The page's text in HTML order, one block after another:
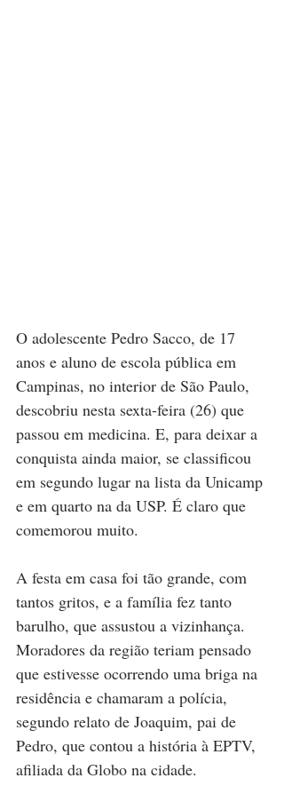
O adolescente Pedro Sacco, de 17
anos e aluno de escola pública em
Campinas, no interior de São Paulo,
descobriu nesta sexta-feira (26) que
passou em medicina. E, para deixar a
conquista ainda maior, se classificou
em segundo lugar na lista da Unicamp
e em quarto na da USP. É claro que
comemorou muito.
A festa em casa foi tão grande, com
tantos gritos, e a família fez tanto
barulho, que assustou a vizinhança.
Moradores da região teriam pensado
que estivesse ocorrendo uma briga na
residência e chamaram a polícia,
segundo relato de Joaquim, pai de
Pedro, que contou a história à EPTV,
afiliada da Globo na cidade.